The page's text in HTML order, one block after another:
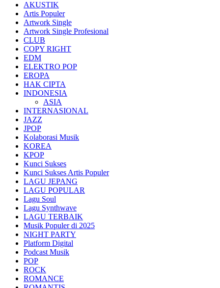
AKUSTIK
Artis Populer
Artwork Single
Artwork Single Profesional
CLUB
COPY RIGHT
EDM
ELEKTRO POP
EROPA
HAK CIPTA
INDONESIA
ASIA
INTERNASIONAL
JAZZ
JPOP
Kolaborasi Musik
KOREA
KPOP
Kunci Sukses
Kunci Sukses Artis Populer
LAGU JEPANG
LAGU POPULAR
Lagu Soul
Lagu Synthwave
LAGU TERBAIK
Musik Populer di 2025
NIGHT PARTY
Platform Digital
Podcast Musik
POP
ROCK
ROMANCE